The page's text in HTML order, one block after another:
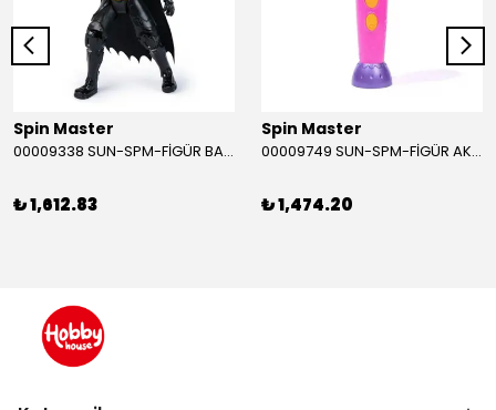
Spin Master
00009338 SUN-SPM-FİGÜR BATMAN NİNJA STRIKE 30 CM. EXC.
₺ 1,612.83
Spin Master
00009749 SUN-SPM-FİGÜR AKS. DORA MİKROFON YAĞMUR ORMANI RİTMİ (DORA) SESLİ
₺ 1,474.20